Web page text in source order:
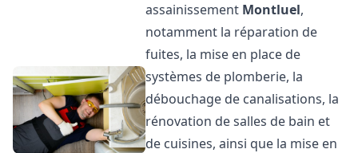
assainissement Montluel,
notamment la réparation de
fuites, la mise en place de
systèmes de plomberie, la
débouchage de canalisations, la
rénovation de salles de bain et
de cuisines, ainsi que la mise en